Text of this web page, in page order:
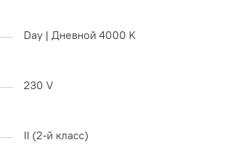
Day | Дневной 4000 K
230 V
II (2-й класс)